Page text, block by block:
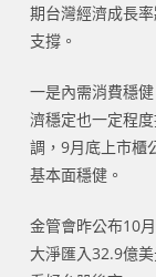
期台灣經濟成長
支撐。
一是內需消費穩
濟穩定也一定程
調，9月底上市櫃
基本面穩健。
金管會昨公布10
大淨匯入32.9億